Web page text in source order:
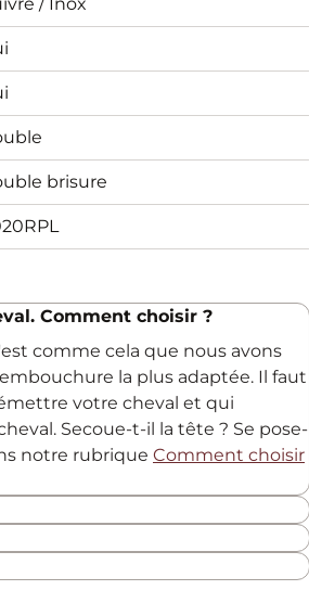
brisure
Comment choisir ?
comme cela que nous avons
la plus adaptée. Il faut
votre cheval et qui
Secoue-t-il la tête ? Se pose-
notre rubrique Comment choisir